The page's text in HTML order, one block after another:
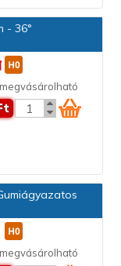
- 36°